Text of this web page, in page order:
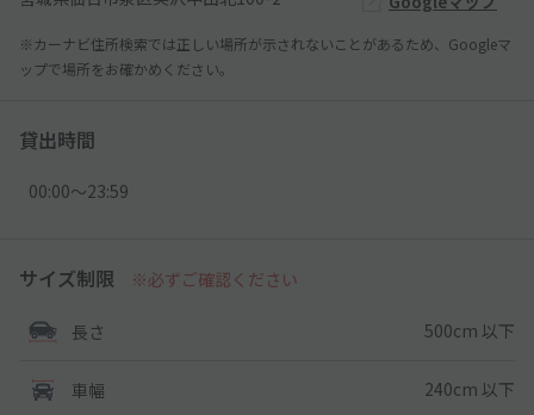
※カーナビ住所検索では正しい場所が示されないことがあるため、Googleマ
ップで場所をお確かめください。
貸出時間
00:00〜23:59
サイズ制限 ※必ずご確認ください
長さ 500cm 以下
車幅 240cm 以下